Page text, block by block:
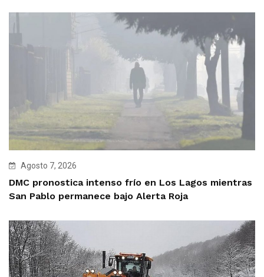
Agosto 7, 2026
DMC pronostica intenso frío en Los Lagos mientras
San Pablo permanece bajo Alerta Roja